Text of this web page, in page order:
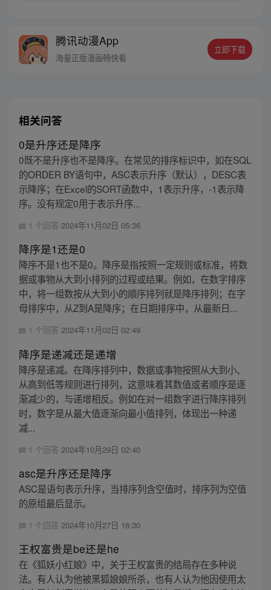
腾讯动漫App
海量正版漫画畅快看
立即下载
相关问答
0是升序还是降序
0既不是升序也不是降序。在常见的排序标识中，如在SQL
的ORDER BY语句中，ASC表示升序（默认），DESC表
示降序；在Excel的SORT函数中，1表示升序，-1表示降
序。没有规定0用于表示升序...
1 个回答 2024年11月02日 05:36
降序是1还是0
降序不是1也不是0。降序是指按照一定规则或标准，将数
据或事物从大到小排列的过程或结果。例如，在数字排序
中，将一组数按从大到小的顺序排列就是降序排列；在字
母排序中，从Z到A是降序；在日期排序中，从最新日...
1 个回答 2024年11月02日 02:49
降序是递减还是递增
降序是递减。在降序排列中，数据或事物按照从大到小、
从高到低等规则进行排列，这意味着其数值或者顺序是逐
渐减少的，与递增相反。例如在对一组数字进行降序排列
时，数字是从最大值逐渐向最小值排列，体现出一种递
减...
1 个回答 2024年10月29日 02:40
asc是升序还是降序
ASC是语句表示升序，当排序列含空值时，排序列为空值
的原组最后显示。
1 个回答 2024年10月27日 16:30
王权富贵是be还是he
在《狐妖小红娘》中，关于王权富贵的结局存在多种说
法。有人认为他被黑狐娘娘所杀，也有人认为他因使用太